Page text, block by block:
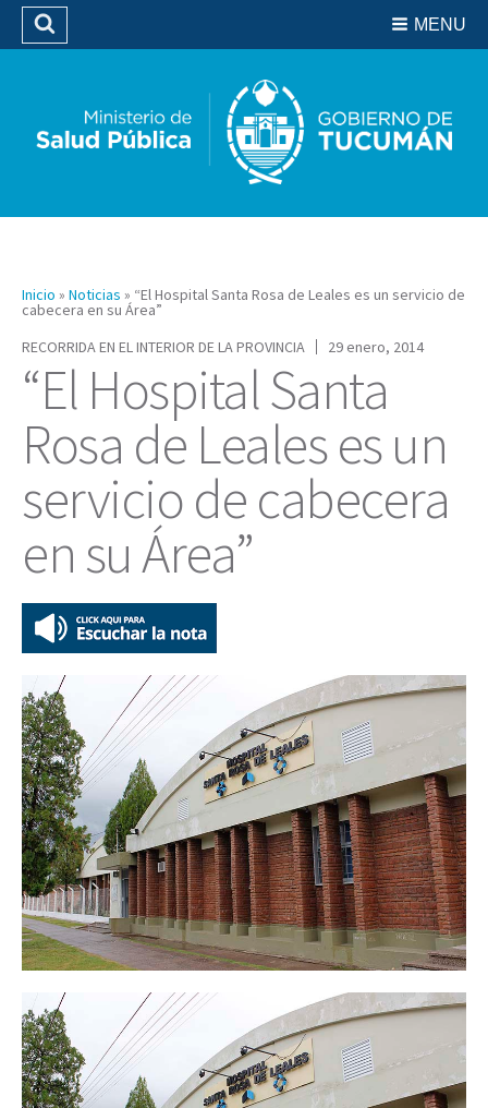
Biblioteca
MENU
Buscar
Inicio » Noticias » “El Hospital Santa Rosa de Leales es un servicio de
cabecera en su Área”
RECORRIDA EN EL INTERIOR DE LA PROVINCIA
29 enero, 2014
“El Hospital Santa
Rosa de Leales es un
servicio de cabecera
en su Área”